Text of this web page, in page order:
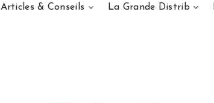
Articles & Conseils La Grande Distrib